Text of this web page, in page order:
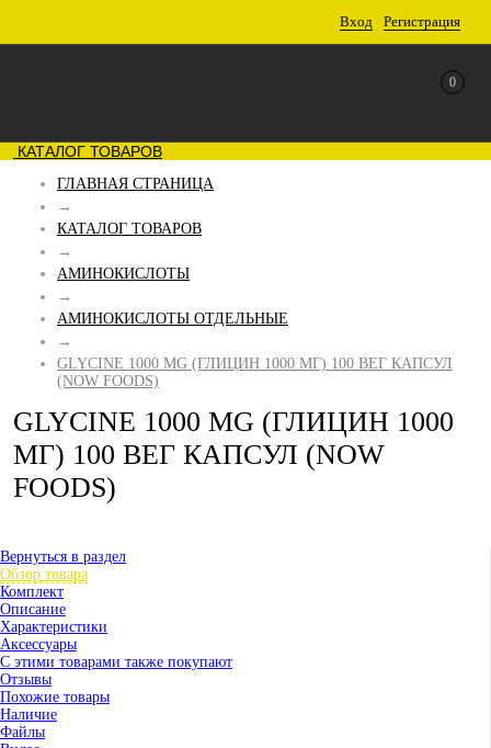
Вход Регистрация
0
КАТАЛОГ ТОВАРОВ
ГЛАВНАЯ СТРАНИЦА
→
КАТАЛОГ ТОВАРОВ
→
АМИНОКИСЛОТЫ
→
АМИНОКИСЛОТЫ ОТДЕЛЬНЫЕ
→
GLYCINE 1000 MG (ГЛИЦИН 1000 МГ) 100 ВЕГ КАПСУЛ
(NOW FOODS)
GLYCINE 1000 MG (ГЛИЦИН 1000
МГ) 100 ВЕГ КАПСУЛ (NOW
FOODS)
Вернуться в раздел
Обзор товара
Комплект
Описание
Характеристики
Аксессуары
С этими товарами также покупают
Отзывы
Похожие товары
Наличие
Файлы